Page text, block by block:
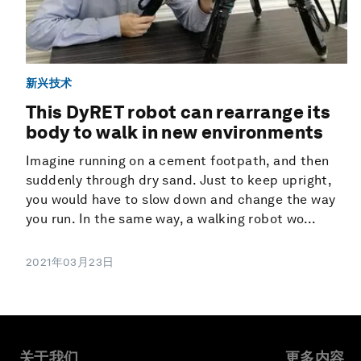
新兴技术
This DyRET robot can rearrange its
body to walk in new environments
Imagine running on a cement footpath, and then
suddenly through dry sand. Just to keep upright,
you would have to slow down and change the way
you run. In the same way, a walking robot wo...
2021年03月23日
关于我们 更多内容